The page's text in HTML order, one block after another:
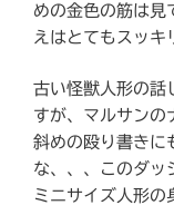
めの金色の筋は見
えはとてもスッキ
古い怪獣人形の話
すが、マルサンの
斜めの殴り書きに
な、、、このダッ
ミニサイズ人形の